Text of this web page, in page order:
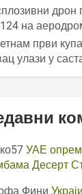
дрон
на
први
улази у
УАЕ
Десерт
Фини